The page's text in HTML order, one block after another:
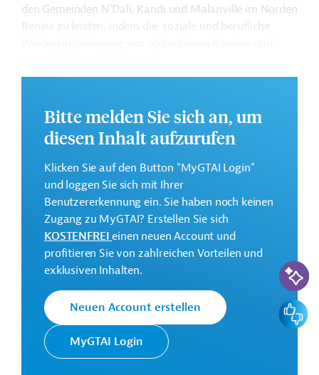
den Gemeinden N’Dali, Kandi und Malanville im Norden
Benins zu leisten, indem die soziale und berufliche
Weitere Informationen zu dem Entwicklungsprojekt
finden Sie auf derWebseite der AFD
.
GTAI informiert über dieAFD: Schwerpunkte,
Regularien und praktische Hinweise zur
Geschäftsanbahnung.
Gesamtkosten:
0,6 Millionen Euro
Geberbeitrag:
0,5 Millionen Euro (Zuschuss)
Kontaktadressen
Bitte melden Sie sich an, um
diesen Inhalt aufzurufen
Klicken Sie auf den Button "MyGTAI Login"
und loggen Sie sich mit Ihrer
Benutzererkennung ein. Sie haben noch keinen
Zugang zu MyGTAI? Erstellen Sie sich
KOSTENFREIeinen neuen Account und
profitieren Sie von zahlreichen Vorteilen und
exklusiven Inhalten.
Neuen Account erstellen
MyGTAI Login
KI-